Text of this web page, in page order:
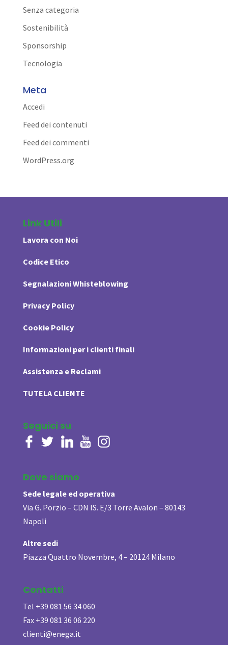
Senza categoria
Sostenibilità
Sponsorship
Tecnologia
Meta
Accedi
Feed dei contenuti
Feed dei commenti
WordPress.org
Link Utili
Lavora con Noi
Codice Etico
Segnalazioni Whisteblowing
Privacy Policy
Cookie Policy
Informazioni per i clienti finali
Assistenza e Reclami
TUTELA CLIENTE
Seguici su
Dove siamo
Sede legale ed operativa
Via G. Porzio – CDN IS. E/3 Torre Avalon – 80143
Napoli
Altre sedi
Piazza Quattro Novembre, 4 – 20124 Milano
Contatti
Tel +39 081 56 34 060
Fax +39 081 36 06 220
clienti@enega.it